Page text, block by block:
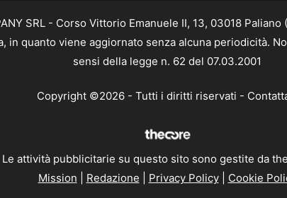
SRL - Corso Vittorio Emanuele II, 13, 03018
in quanto viene aggiornato senza alcuna periodicità.
sensi della legge n. 62 del 07.03.2001
Copyright ©2026 - Tutti i diritti riservati -
Le attività pubblicitarie su questo sito sono gestite da
Mission
Redazione Privacy Policy| Cookie